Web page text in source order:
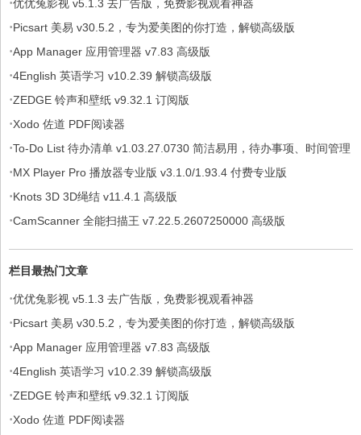
优优兔影视 v5.1.3 去广告版，免费影视观看神器
·Picsart 美易 v30.5.2，专为爱美图的你打造，解锁高级版
·App Manager 应用管理器 v7.83 高级版
·4English 英语学习 v10.2.39 解锁高级版
·ZEDGE 铃声和壁纸 v9.32.1 订阅版
·Xodo 佐道 PDF阅读器
·To-Do List 待办清单 v1.03.27.0730 简洁易用，待办事项、时间管理
软件，解锁专业版
·MX Player Pro 播放器专业版 v3.1.0/1.93.4 付费专业版
·Knots 3D 3D绳结 v11.4.1 高级版
·CamScanner 全能扫描王 v7.22.5.2607250000 高级版
栏目最热门文章
·优优兔影视 v5.1.3 去广告版，免费影视观看神器
·Picsart 美易 v30.5.2，专为爱美图的你打造，解锁高级版
·App Manager 应用管理器 v7.83 高级版
·4English 英语学习 v10.2.39 解锁高级版
·ZEDGE 铃声和壁纸 v9.32.1 订阅版
·Xodo 佐道 PDF阅读器